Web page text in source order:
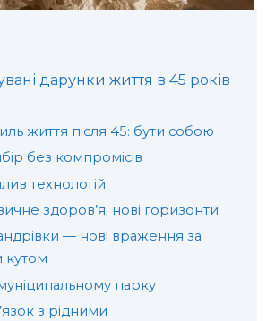
дарунки життя в 45 років
життя після 45: бути собою
без компромісів
технологій
здоров’я: нові горизонти
— нові враження за
парку
з рідними